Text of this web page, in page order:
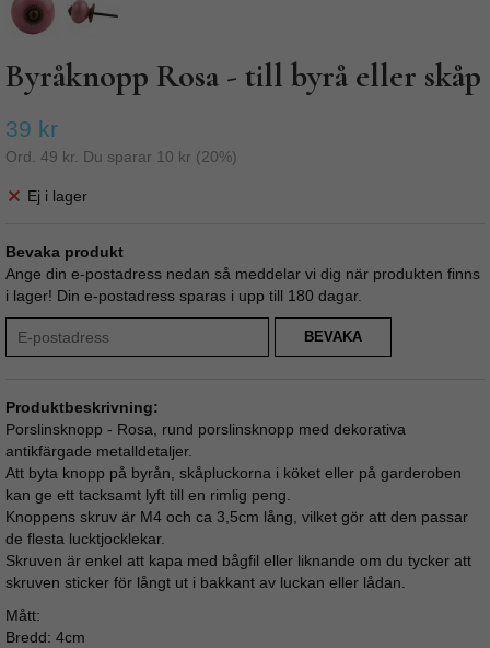
Byråknopp Rosa - till byrå eller skåp
39 kr
Ord. 49 kr . Du sparar 10 kr (20%)
Ej i lager
Bevaka produkt
Ange din e-postadress nedan så meddelar vi dig när produkten finns
i lager! Din e-postadress sparas i upp till 180 dagar.
BEVAKA
Produktbeskrivning:
Porslinsknopp - Rosa, rund porslinsknopp med dekorativa
antikfärgade metalldetaljer.
Att byta knopp på byrån, skåpluckorna i köket eller på garderoben
kan ge ett tacksamt lyft till en rimlig peng.
Knoppens skruv är M4 och ca 3,5cm lång, vilket gör att den passar
de flesta lucktjocklekar.
Skruven är enkel att kapa med bågfil eller liknande om du tycker att
skruven sticker för långt ut i bakkant av luckan eller lådan.
Mått:
Bredd: 4cm